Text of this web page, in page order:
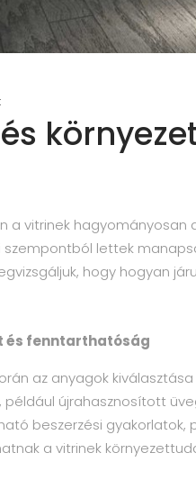
a vitrinek
szempontból lettek
hogy hogyan
és fenntarthatóság
az anyagok
például újrahasznosított
beszerzési
a vitrinek